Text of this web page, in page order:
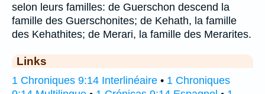
selon leurs familles: de Guerschon descend la
famille des Guerschonites; de Kehath, la famille
des Kehathites; de Merari, la famille des Merarites.
Links
1 Chroniques 9:14 Interlinéaire • 1 Chroniques